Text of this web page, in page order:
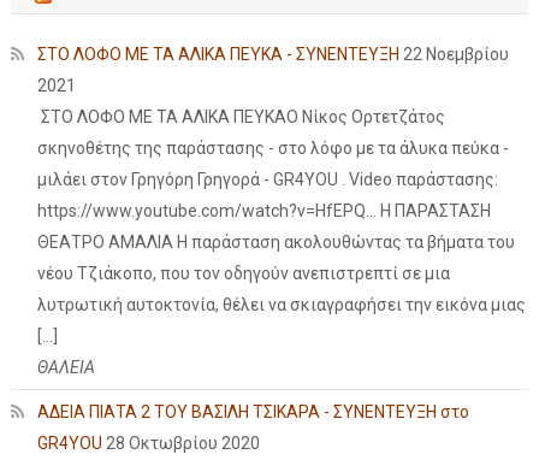
ΣΤΟ ΛΟΦΟ ΜΕ ΤΑ ΑΛΙΚΑ ΠΕΥΚΑ - ΣΥΝΕΝΤΕΥΞΗ 22 Νοεμβρίου
2021
ΣΤΟ ΛΟΦΟ ΜΕ ΤΑ ΑΛΙΚΑ ΠΕΥΚΑΟ Νίκος Ορτετζάτος
σκηνοθέτης της παράστασης - στο λόφο με τα άλυκα πεύκα -
μιλάει στον Γρηγόρη Γρηγορά - GR4YOU . Video παράστασης:
https://www.youtube.com/watch?v=HfEPQ... Η ΠΑΡΑΣΤΑΣΗ
ΘΕΑΤΡΟ ΑΜΑΛΙΑ Η παράσταση ακολουθώντας τα βήματα του
νέου Τζιάκοπο, που τον οδηγούν ανεπιστρεπτί σε μια
λυτρωτική αυτοκτονία, θέλει να σκιαγραφήσει την εικόνα μιας
[…]
ΘΑΛΕΙΑ
ΑΔΕΙΑ ΠΙΑΤΑ 2 ΤΟΥ ΒΑΣΙΛΗ ΤΣΙΚΑΡΑ - ΣΥΝΕΝΤΕΥΞΗ στο
GR4YOU 28 Οκτωβρίου 2020